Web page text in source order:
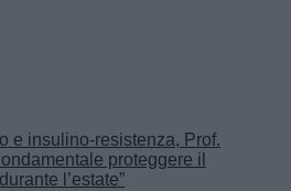
e insulino-resistenza, Prof.
proteggere il
l’estate”